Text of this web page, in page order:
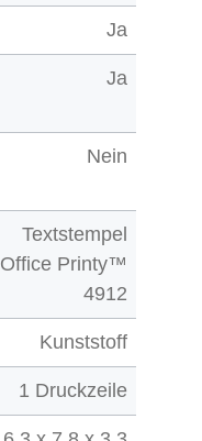
Ja
Ja
Nein
Textstempel
Office Printy™
4912
Kunststoff
1 Druckzeile